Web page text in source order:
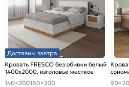
Доставим завтра
Кровать FRESCO без обивки белый
1400x2000, изголовье жесткое
140×200160×200